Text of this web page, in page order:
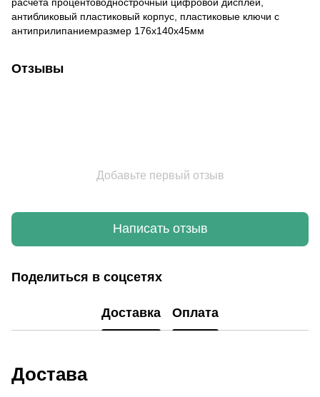
антибликовый пластиковый корпус, пластиковые ключи с
антиприлипаниемразмер 176x140x45мм
Отзывы
Добавьте первый отзыв
Написать отзыв
Поделиться в соцсетях
Доставка Оплата
Достава